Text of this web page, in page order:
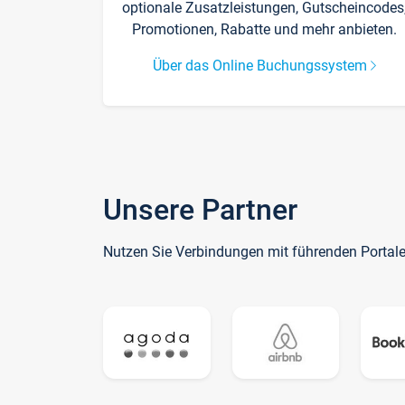
optionale Zusatzleistungen,
Promotionen, Rabatte und mehr anbieten.
Über das Online Buchungssystem
Unsere Partner
Nutzen Sie Verbindungen mit führenden